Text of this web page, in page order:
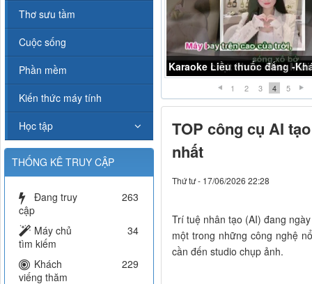
Karaoke Liều thuốc đắng -
1 2 3 4 5
TOP công cụ AI
nhất
Thứ tư - 17/06/2026 22:28
Trí tuệ nhân tạo (AI) đang
một trong những công nghệ
cần đến studio chụp ảnh.
Thơ sưu tầm
Cuộc sống
Phần mềm
Kiến thức máy tính
Học tập
THỐNG KÊ TRUY CẬP
Đang truy
cập
263
Máy chủ
tìm kiếm
34
Khách
viếng thăm
229